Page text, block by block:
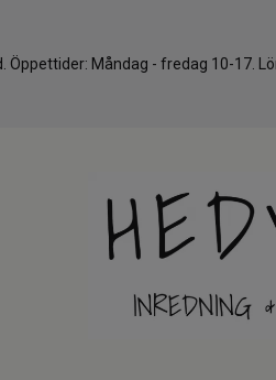
Öppettider: Måndag - fredag 10-17.